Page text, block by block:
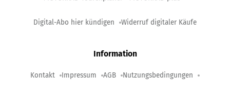
Digital-Abo hier kündigen Widerruf digitaler Käufe
Information
Kontakt Impressum AGB Nutzungsbedingungen